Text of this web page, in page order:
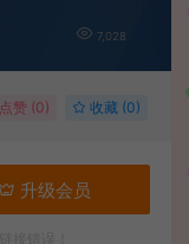
7,028
点赞 (0) 收藏 (0)
升级会员